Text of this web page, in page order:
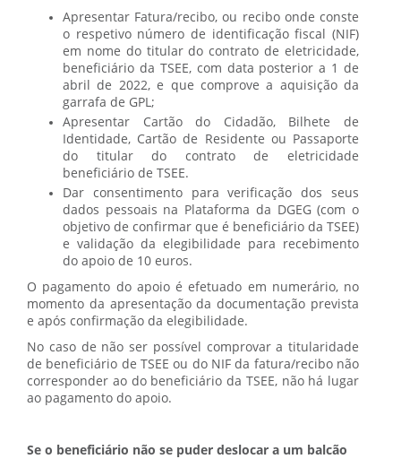
Apresentar Fatura/recibo, ou recibo onde conste
o respetivo número de identificação fiscal (NIF)
em nome do titular do contrato de eletricidade,
beneficiário da TSEE, com data posterior a 1 de
abril de 2022, e que comprove a aquisição da
garrafa de GPL;
Apresentar Cartão do Cidadão, Bilhete de
Identidade, Cartão de Residente ou Passaporte
do titular do contrato de eletricidade
beneficiário de TSEE.
Dar consentimento para verificação dos seus
dados pessoais na Plataforma da DGEG (com o
objetivo de confirmar que é beneficiário da TSEE)
e validação da elegibilidade para recebimento
do apoio de 10 euros.
O pagamento do apoio é efetuado em numerário, no
momento da apresentação da documentação prevista
e após confirmação da elegibilidade.
No caso de não ser possível comprovar a titularidade
de beneficiário de TSEE ou do NIF da fatura/recibo não
corresponder ao do beneficiário da TSEE, não há lugar
ao pagamento do apoio.
Se o beneficiário não se puder deslocar a um balcão